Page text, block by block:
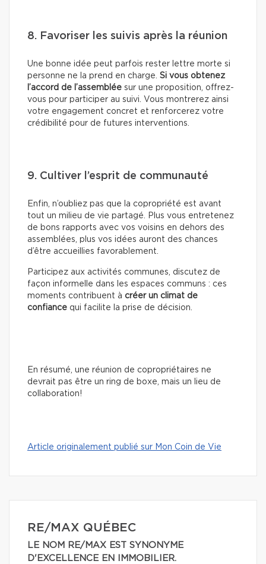
8. Favoriser les suivis après la réunion
Une bonne idée peut parfois rester lettre morte si
personne ne la prend en charge. Si vous obtenez
l’accord de l’assemblée sur une proposition, offrez-
vous pour participer au suivi. Vous montrerez ainsi
votre engagement concret et renforcerez votre
crédibilité pour de futures interventions.
9. Cultiver l’esprit de communauté
Enfin, n’oubliez pas que la copropriété est avant
tout un milieu de vie partagé. Plus vous entretenez
de bons rapports avec vos voisins en dehors des
assemblées, plus vos idées auront des chances
d’être accueillies favorablement.
Participez aux activités communes, discutez de
façon informelle dans les espaces communs : ces
moments contribuent à créer un climat de
confiance qui facilite la prise de décision.
En résumé, une réunion de copropriétaires ne
devrait pas être un ring de boxe, mais un lieu de
collaboration!
Article originalement publié sur Mon Coin de Vie
RE/MAX QUÉBEC
LE NOM RE/MAX EST SYNONYME
D'EXCELLENCE EN IMMOBILIER.